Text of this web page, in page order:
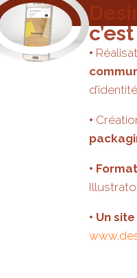
•
•
•
• Un